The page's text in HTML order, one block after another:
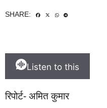
SHARE:
Listen to this
रिपोर्ट- अमित कुमार